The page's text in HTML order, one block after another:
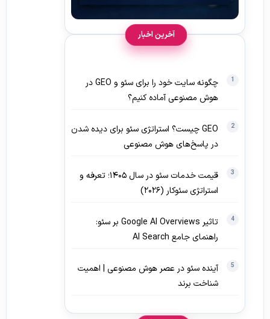
آخرین اخبار
چگونه سایت خود را برای سئو و GEO در
هوش مصنوعی آماده کنیم؟
GEO چیست؟ استراتژی سئو برای دیده‌ شدن
در پاسخ‌های هوش مصنوعی
قیمت خدمات سئو در سال ۱۴۰۵؛ تعرفه و
استراتژی سئوکار (۲۰۲۶)
تاثیر Google AI Overviews بر سئو:
راهنمای جامع AI Search
آینده سئو در عصر هوش مصنوعی | اهمیت
شناخت برند